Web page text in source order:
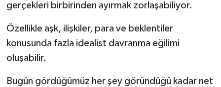
gerçekleri birbirinden ayırmak zorlaşabiliyor.
Özellikle aşk, ilişkiler, para ve beklentiler
konusunda fazla idealist davranma eğilimi
oluşabilir.
Bugün gördüğümüz her şey göründüğü kadar net